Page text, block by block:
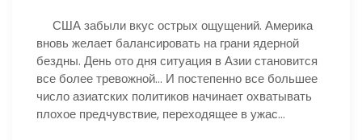
США забыли вкус острых ощущений. Америка
вновь желает балансировать на грани ядерной
бездны. День ото дня ситуация в Азии становится
все более тревожной… И постепенно все большее
число азиатских политиков начинает охватывать
плохое предчувствие, переходящее в ужас…